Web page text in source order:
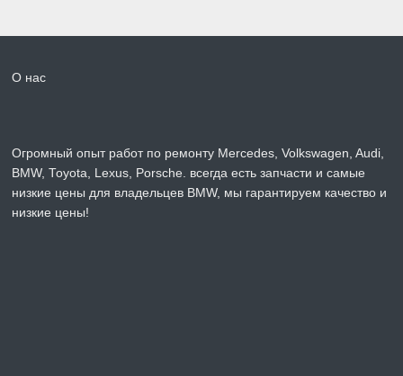
О нас
Огромный опыт работ по ремонту Mercedes, Volkswagen, Audi,
BMW, Toyota, Lexus, Porsche. всегда есть запчасти и самые
низкие цены для владельцев BMW, мы гарантируем качество и
низкие цены!